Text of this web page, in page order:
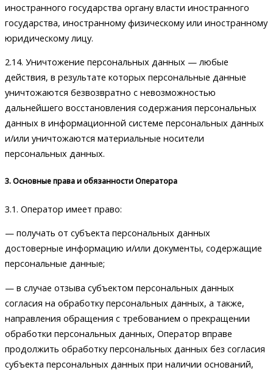
иностранного государства органу власти иностранного
государства, иностранному физическому или иностранному
юридическому лицу.
2.14. Уничтожение персональных данных — любые
действия, в результате которых персональные данные
уничтожаются безвозвратно с невозможностью
дальнейшего восстановления содержания персональных
данных в информационной системе персональных данных
и/или уничтожаются материальные носители
персональных данных.
3. Основные права и обязанности Оператора
3.1. Оператор имеет право:
— получать от субъекта персональных данных
достоверные информацию и/или документы, содержащие
персональные данные;
— в случае отзыва субъектом персональных данных
согласия на обработку персональных данных, а также,
направления обращения с требованием о прекращении
обработки персональных данных, Оператор вправе
продолжить обработку персональных данных без согласия
субъекта персональных данных при наличии оснований,